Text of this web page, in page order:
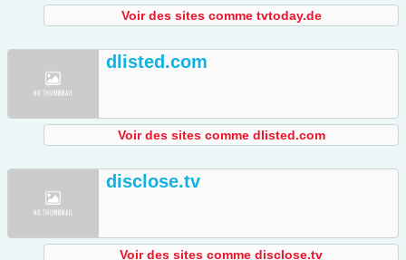
Voir des sites comme tvtoday.de
dlisted.com
Voir des sites comme dlisted.com
disclose.tv
Voir des sites comme disclose.tv